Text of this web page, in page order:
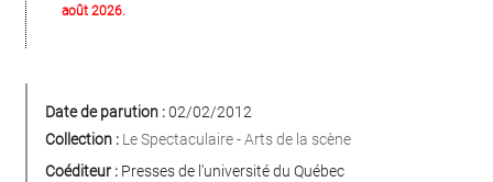
août 2026.
Date de parution :02/02/2012
Collection : Le Spectaculaire - Arts de la scène
Coéditeur : Presses de l'université du Québec